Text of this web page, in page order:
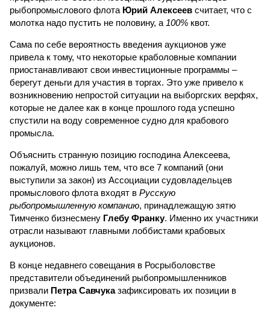
рыбопромыслового флота Юрий Алексеев считает, что с
молотка надо пустить не половину, а 100% квот.
Сама по себе вероятность введения аукционов уже
привела к тому, что некоторые краболовные компании
приостанавливают свои инвестиционные программы –
берегут деньги для участия в торгах. Это уже привело к
возникновению непростой ситуации на выборгских верфях,
которые не далее как в конце прошлого года успешно
спустили на воду современное судно для крабового
промысла.
Объяснить странную позицию господина Алексеева,
пожалуй, можно лишь тем, что все 7 компаний (они
выступили за закон) из Ассоциации судовладельцев
промыслового флота входят в Русскую
рыбопромышленную компанию, принадлежащую зятю
Тимченко бизнесмену Глебу Франку. Именно их участники
отрасли называют главными лоббистами крабовых
аукционов.
В конце недавнего совещания в Росрыболовстве
представители объединений рыбопромышленников
призвали Петра Савчуказафиксировать их позиции в
документе: